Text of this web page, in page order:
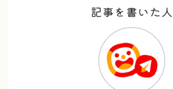
記事を書いた人